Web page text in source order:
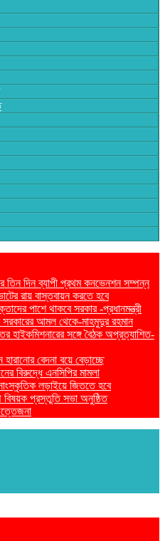
তিন দিন ব্যাপী প্রথম কনভেনশন সম্পন্ন
রায় বাস্তবায়ন করতে হবে
পাশে থাকবে সরকার -প্রধানমন্ত্রী
সরকারের আমল থেকে-মাহমুদুর রহমান
হাইকমিশনারের সঙ্গে বৈঠক অপ্রত্যাশিত-
বেদনা বয়ে বেড়াচ্ছে
বিরুদ্ধে এনসিপির মামলা
লড়াইয়ে জিততে হবে
বিষয়ক প্রস্তুতি সভা অনুষ্ঠিত